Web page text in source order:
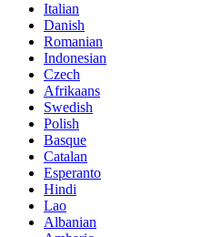
Italian
Danish
Romanian
Indonesian
Czech
Afrikaans
Swedish
Polish
Basque
Catalan
Esperanto
Hindi
Lao
Albanian